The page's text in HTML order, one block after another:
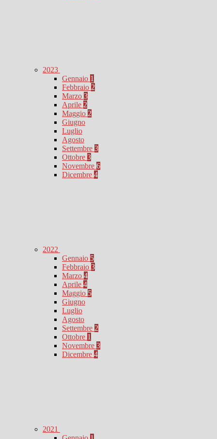
2023
Gennaio 1
Febbraio 2
Marzo 3
Aprile 2
Maggio 2
Giugno
Luglio
Agosto
Settembre 3
Ottobre 3
Novembre 6
Dicembre 4
2022
Gennaio 5
Febbraio 3
Marzo 4
Aprile 4
Maggio 5
Giugno
Luglio
Agosto
Settembre 2
Ottobre 1
Novembre 3
Dicembre 4
2021